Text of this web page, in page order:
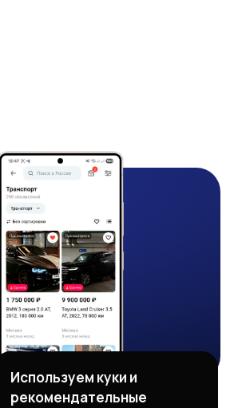
Используем куки и
рекомендательные